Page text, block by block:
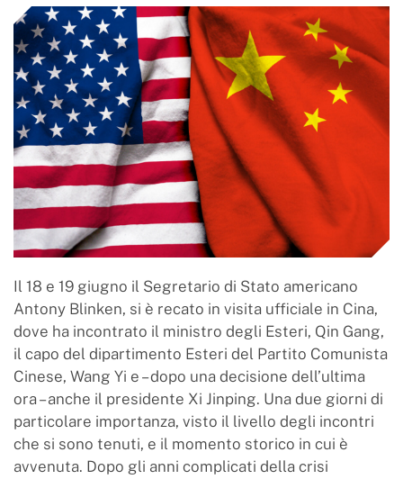
Il 18 e 19 giugno il Segretario di Stato americano
Antony Blinken, si è recato in visita ufficiale in Cina,
dove ha incontrato il ministro degli Esteri, Qin Gang,
il capo del dipartimento Esteri del Partito Comunista
Cinese, Wang Yi e – dopo una decisione dell’ultima
ora – anche il presidente Xi Jinping. Una due giorni di
particolare importanza, visto il livello degli incontri
che si sono tenuti, e il momento storico in cui è
avvenuta. Dopo gli anni complicati della crisi